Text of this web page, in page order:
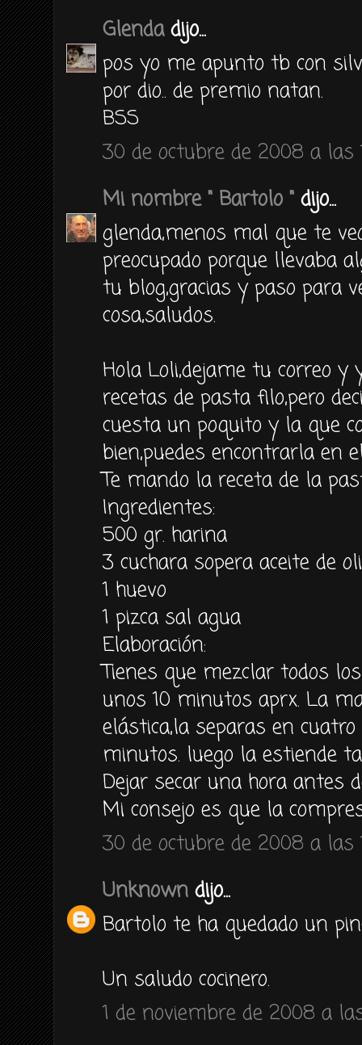
Glendadijo...
pos yo me apunto tb con
por dio.. de premio natan.
BSS
30 de octubre de 2008 a las
Mi nombre " Bartolo " dijo...
glenda,menos mal que te
preocupado porque llevaba
tu blog,gracias y paso para
cosa,saludos.
Hola Loli,dejame tu correo
recetas de pasta filo,pero
cuesta un poquito y la que
bien,puedes encontrarla en
Te mando la receta de la
Ingredientes:
500 gr. harina
3 cuchara sopera aceite de
1 huevo
1 pizca sal agua
Elaboración:
Tienes que mezclar todos
unos 10 minutos aprx. La
elástica,la separas en
minutos. luego la estiende
Dejar secar una hora antes
Mi consejo es que la
30 de octubre de 2008 a las
Unknown dijo...
Bartolo te ha quedado un
Un saludo cocinero.
1 de noviembre de 2008 a